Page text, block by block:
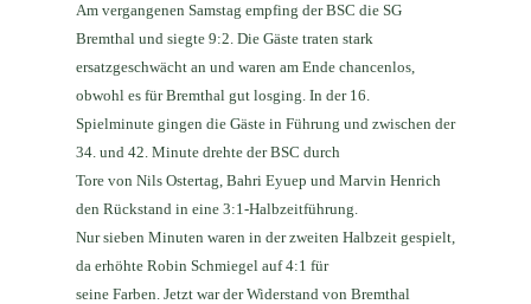
Am vergangenen Samstag empfing der BSC die SG
Bremthal und siegte 9:2. Die Gäste traten stark
ersatzgeschwächt an und waren am Ende chancenlos,
obwohl es für Bremthal gut losging. In der 16.
Spielminute gingen die Gäste in Führung und zwischen der
34. und 42. Minute drehte der BSC durch
Tore von Nils Ostertag, Bahri Eyuep und Marvin Henrich
den Rückstand in eine 3:1-Halbzeitführung.
Nur sieben Minuten waren in der zweiten Halbzeit gespielt,
da erhöhte Robin Schmiegel auf 4:1 für
seine Farben. Jetzt war der Widerstand von Bremthal